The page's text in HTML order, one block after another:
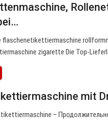
zigarette Die Top-
mit
–